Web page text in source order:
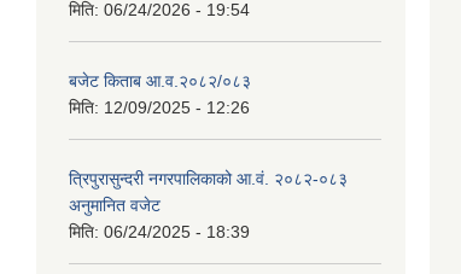
मिति: 06/24/2026 - 19:54
बजेट किताब आ.व.२०८२/०८३
मिति: 12/09/2025 - 12:26
त्रिपुरासुन्दरी नगरपालिकाको आ.वं. २०८२-०८३
अनुमानित वजेट
मिति: 06/24/2025 - 18:39